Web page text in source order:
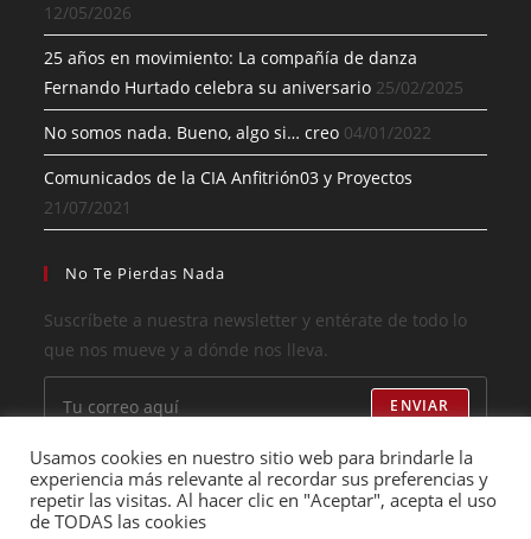
12/05/2026
25 años en movimiento: La compañía de danza
Fernando Hurtado celebra su aniversario 25/02/2025
No somos nada. Bueno, algo si… creo 04/01/2022
Comunicados de la CIA Anfitrión03 y Proyectos
21/07/2021
No Te Pierdas Nada
Suscríbete a nuestra newsletter y entérate de todo lo
que nos mueve y a dónde nos lleva.
ENVIAR
He leído y acepto los términos
Usamos cookies en nuestro sitio web para brindarle la
experiencia más relevante al recordar sus preferencias y
repetir las visitas. Al hacer clic en "Aceptar", acepta el uso
de TODAS las cookies